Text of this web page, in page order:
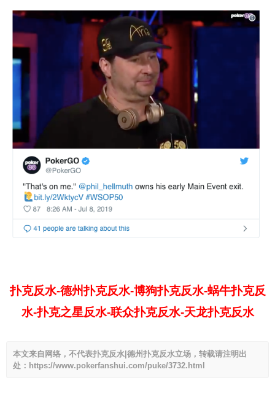
扑克反水-德州扑克反水-博狗扑克反水-蜗牛扑克反
水-扑克之星反水-联众扑克反水-天龙扑克反水
本文来自网络，不代表扑克反水|德州扑克反水立场，转载请注明出
处：https://www.pokerfanshui.com/puke/3732.html